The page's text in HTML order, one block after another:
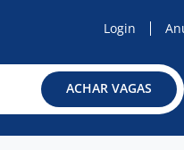
Login
ACHAR VAGAS